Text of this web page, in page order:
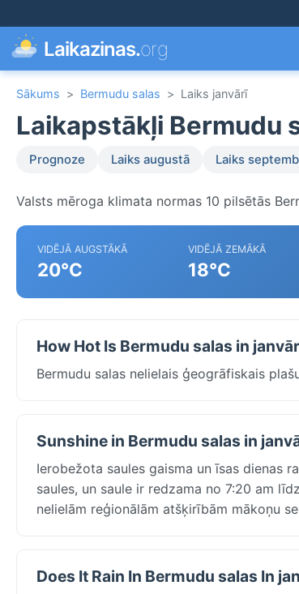
Laikazinas.org
Sākums > Bermudu salas > Laiks janvārī
Laikapstākļi Bermudu
Prognoze Laiks augustā Laiks
Valsts mēroga klimata normas 10 pilsētās
VIDĒJĀ AUGSTĀKĀ
20°C
VIDĒJĀ ZEMĀKĀ
18°C
How Hot Is Bermudu salas in
Bermudu salas nelielais ģeogrāfiskais
Sunshine in Bermudu salas in
Ierobežota saules gaisma un īsas dienas
saules, un saule ir redzama no 7:20 am
nelielām reģionālām atšķirībām mākoņu
Does It Rain In Bermudu salas In